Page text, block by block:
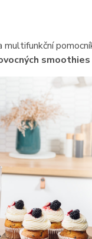
smoothies